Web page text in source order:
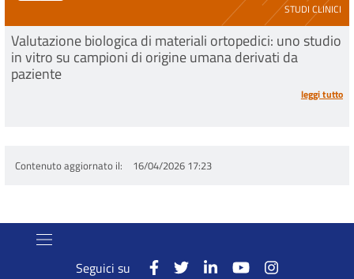
STUDI CLINICI
Valutazione biologica di materiali ortopedici: uno studio
in vitro su campioni di origine umana derivati da
paziente
leggi tutto
Contenuto aggiornato il 16/04/2026 17:23
Seguici su